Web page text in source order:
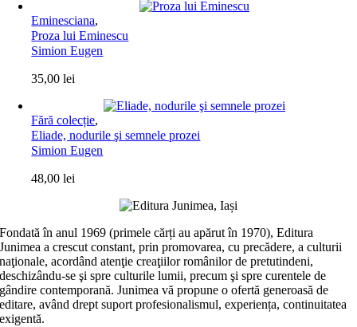
Eminesciana,
Proza lui Eminescu
Simion Eugen
35,00lei
Fără colecție,
Eliade, nodurile şi semnele prozei
Simion Eugen
48,00lei
Fondată în anul 1969 (primele cărți au apărut în 1970), Editura
Junimea a crescut constant, prin promovarea, cu precădere, a culturii
naţionale, acordând atenţie creaţiilor românilor de pretutindeni,
deschizându-se şi spre culturile lumii, precum şi spre curentele de
gândire contemporană. Junimea vă propune o ofertă generoasă de
editare, având drept suport profesionalismul, experiența, continuitatea
exigentă.